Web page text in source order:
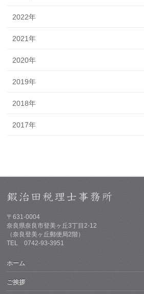
2022年
2021年
2020年
2019年
2018年
2017年
〒631-0004
奈良県奈良市登美ヶ丘3丁目2-12
（奈良登美ヶ丘郵便局2階）
TEL 0742-93-3951
ホーム
ご挨拶